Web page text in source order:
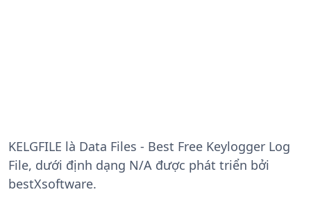
KELGFILE là Data Files - Best Free Keylogger Log
File, dưới định dạng N/A được phát triển bởi
bestXsoftware.